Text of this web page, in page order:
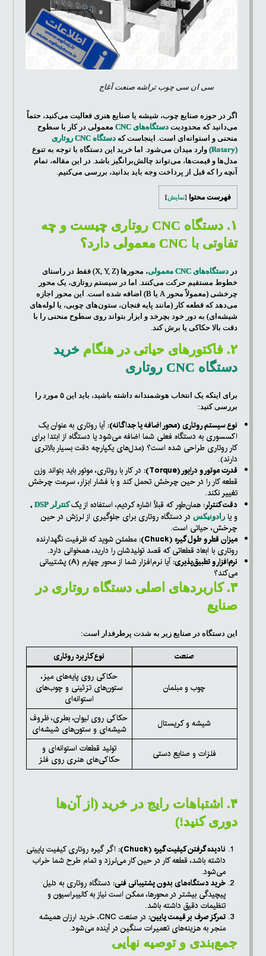
سی ان سی چوب تراشه صنعت آغاج
اگر در حوزه صنایع چوب، شیشه یا صنایع هنری فعالیت می‌کنید، حتماً
می‌دانید که محدودیتدستگاه‌های CNC
معمولی در کار با سطوح
منحنی و استوانه‌ای است. اینجاست که
دستگاه CNC روتاری
(Rotary)
وارد میدان می‌شود. اما خرید این دستگاه با توجه به تنوع
مدل‌ها و قیمت‌ها، می‌تواند چالش‌برانگیز باشد. در این مقاله، تمام
آنچه را که قبل از پرداخت وجه باید بدانید، بررسی می‌کنیم.
فهرست محتوا [نمایش]
۱. دستگاه CNC روتاری چیست و چه
تفاوتی با CNC معمولی دارد؟
دردستگاه‌های CNC معمولی
، محورها (X, Y, Z) فقط در راستای
خطوط مستقیم حرکت می‌کنند. اما در سیستم روتاری، یک محور
چرخشی (معمولاً محور A یا B) اضافه شده است. این محور اجازه
می‌دهد که قطعه کار (مانند پایه فنجان، ستون‌های چوبی، یا لوله‌های
شیشه‌ای) به دور خود بچرخد و ابزار بتواند روی سطوح منحنی را با
دقت بالا حکاکی یا برش کند.
۲. فاکتورهای حیاتی در هنگام
خرید
دستگاه CNC روتاری
برای اینکه یک انتخاب هوشمندانه داشته باشید، باید این ۵ مورد را
بررسی کنید:
نوع سیستم روتاری (محور اضافه یا جداگانه):آیا روتاری به عنوان یک
اکسسوری به دستگاه فعلی شما اضافه می‌شود یا دستگاه از ابتدا برای
کار روتاری طراحی شده است؟ (مدل‌های یکپارچه دقت بسیار بالاتری
دارند).
قدرت موتور و درایور (Torque):
در کار با روتاری، موتور باید بتواند وزن
قطعه کار را در حین چرخش تحمل کند و با فشار ابزار، سرعت چرخش
تغییر نکند.
دقت کنترلر:همان‌طور که قبلاً اشاره کردیم، استفاده از یک کنترلر DSP
,
و یارادونیکس در دستگاه روتاری برای جلوگیری از لرزش در حین
چرخش، حیاتی است.
میزان قطر و طول گیره (Chuck):
مطمئن شوید که ظرفیت نگهدارنده
روتاری با ابعاد قطعاتی که قصد تولیدشان را دارید، همخوانی دارد.
نرم‌افزار و تطبیق‌پذیری:
آیا نرم‌افزار شما از محور چهارم (A) پشتیبانی
می‌کند؟
۳. کاربردهای اصلی دستگاه روتاری در
صنایع
این دستگاه در صنایع زیر به شدت پرطرفدار است:
صنعت نوع کاربرد روتاری
چوب و مبلمان
حکاکی روی پایه‌های میز،
ستون‌های تزئینی و چوب‌های
استوانه‌ای
شیشه و کریستال
حکاکی روی لیوان، بطری، ظروف
شیشه‌ای و ستون‌های شیشه‌ای
فلزات و صنایع دستی
تولید قطعات استوانه‌ای و
حکاکی‌های هنری روی فلز
۴. اشتباهات رایج در خرید (از آن‌ها
دوری کنید!)
نادیده گرفتن کیفیت گیره (Chuck):
اگر گیره روتاری کیفیت پایینی
داشته باشد، قطعه کار در حین کار می‌لرزد و تمام طرح شما خراب
می‌شود.
خرید دستگاه‌های بدون پشتیبانی فنی: دستگاه روتاری به دلیل
پیچیدگی بیشتر در محورها، ممکن است نیاز به کالیبراسیون و
تنظیمات دقیق داشته باشد.
تمرکز صرف بر قیمت پایین:
در صنعت CNC، خرید ارزان همیشه
منجر به هزینه‌های تعمیرات سنگین در آینده می‌شود.
جمع‌بندی و توصیه نهایی